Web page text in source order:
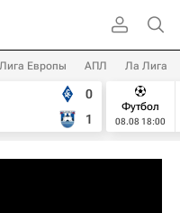
Лига Европы АПЛ Ла Лига
0
1
Футбол
08.08 18:00